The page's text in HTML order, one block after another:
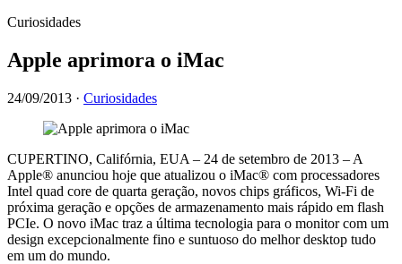
Curiosidades
Apple aprimora o iMac
24/09/2013 · Curiosidades
CUPERTINO, Califórnia, EUA – 24 de setembro de 2013 – A
Apple® anunciou hoje que atualizou o iMac® com processadores
Intel quad core de quarta geração, novos chips gráficos, Wi-Fi de
próxima geração e opções de armazenamento mais rápido em flash
PCIe. O novo iMac traz a última tecnologia para o monitor com um
design excepcionalmente fino e suntuoso do melhor desktop tudo
em um do mundo.